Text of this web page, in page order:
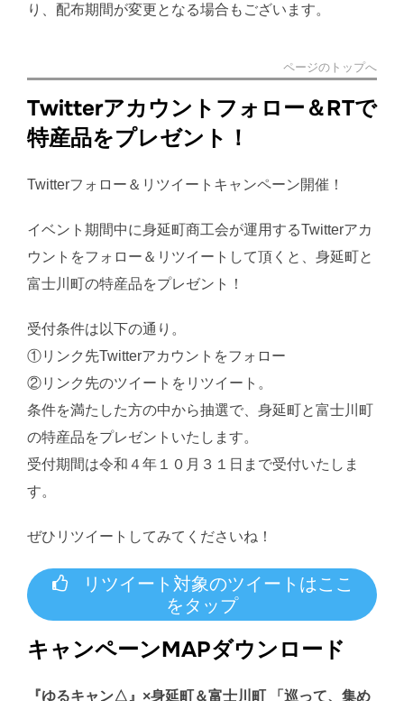
り、配布期間が変更となる場合もございます。
ページのトップへ
Twitterアカウントフォロー＆RTで
特産品をプレゼント！
Twitterフォロー＆リツイートキャンペーン開催！
イベント期間中に身延町商工会が運用するTwitterアカ
ウントをフォロー＆リツイートして頂くと、身延町と
富士川町の特産品をプレゼント！
受付条件は以下の通り。
①リンク先Twitterアカウントをフォロー
②リンク先のツイートをリツイート。
条件を満たした方の中から抽選で、身延町と富士川町
の特産品をプレゼントいたします。
受付期間は令和４年１０月３１日まで受付いたしま
す。
ぜひリツイートしてみてくださいね！
リツイート対象のツイートはここ
をタップ
キャンペーンMAPダウンロード
『ゆるキャン△』×身延町＆富士川町 「巡って、集め